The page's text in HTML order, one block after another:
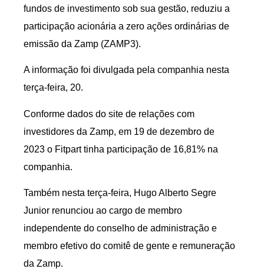
fundos de investimento sob sua gestão, reduziu a
participação acionária a zero ações ordinárias de
emissão da Zamp (ZAMP3).
A informação foi divulgada pela companhia nesta
terça-feira, 20.
Conforme dados do site de relações com
investidores da Zamp, em 19 de dezembro de
2023 o Fitpart tinha participação de 16,81% na
companhia.
Também nesta terça-feira, Hugo Alberto Segre
Junior renunciou ao cargo de membro
independente do conselho de administração e
membro efetivo do comitê de gente e remuneração
da Zamp.